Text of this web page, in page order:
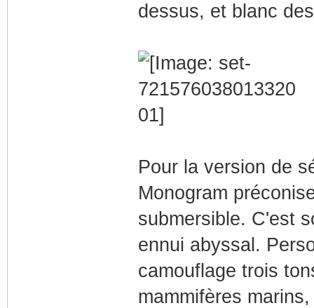
dessus, et blanc
Pour la version de
Monogram
submersible. C'est
ennui abyssal.
camouflage trois
mammifères